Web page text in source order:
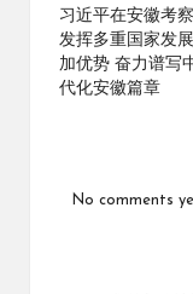
习近平在安徽考
发挥多重国家发
加优势 奋力谱写
代化安徽篇章
No comments